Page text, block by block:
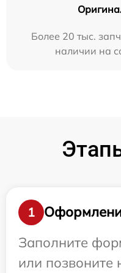
Более 20 тыс.
наличии на
1
Заполните
или позвоните